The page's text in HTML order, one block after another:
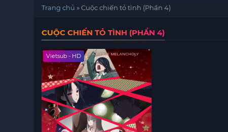
Trang chủ »Cuộc chiến tỏ tình (Phần 4)
CUỘC CHIẾN TỎ TÌNH (PHẦN 4)
Vietsub - HD